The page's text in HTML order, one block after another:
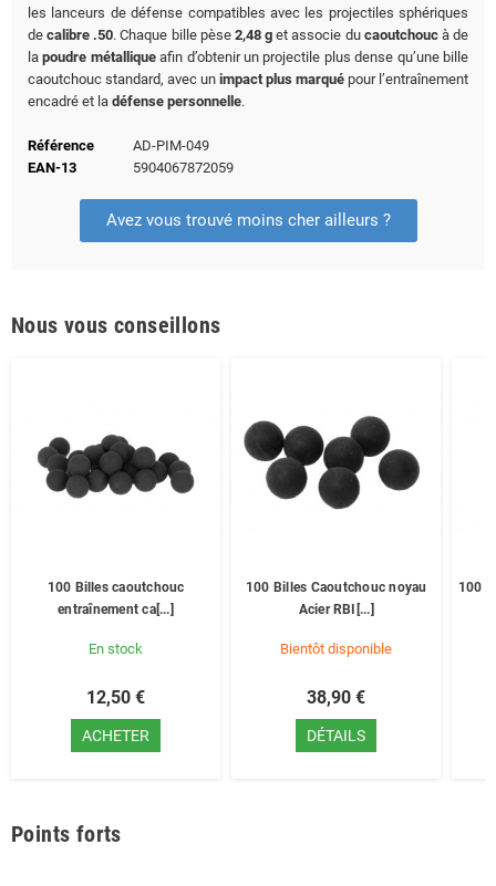
les lanceurs de défense compatibles avec les projectiles sphériques
decalibre .50. Chaque bille pèse 2,48 g et associe du caoutchoucà de
lapoudre métalliqueafin d’obtenir un projectile plus dense qu’une bille
caoutchouc standard, avec un impact plus marqué pour l’entraînement
encadré et la défense personnelle.
Référence
AD-PIM-049
EAN-13
5904067872059
Avez vous trouvé moins cher ailleurs ?
Nous vous conseillons
100 Billes caoutchouc
entraînement ca[...]
En stock
12,50 €
ACHETER
100 Billes Caoutchouc noyau
Acier RBI[...]
Bientôt disponible
38,90 €
DÉTAILS
100
Points forts